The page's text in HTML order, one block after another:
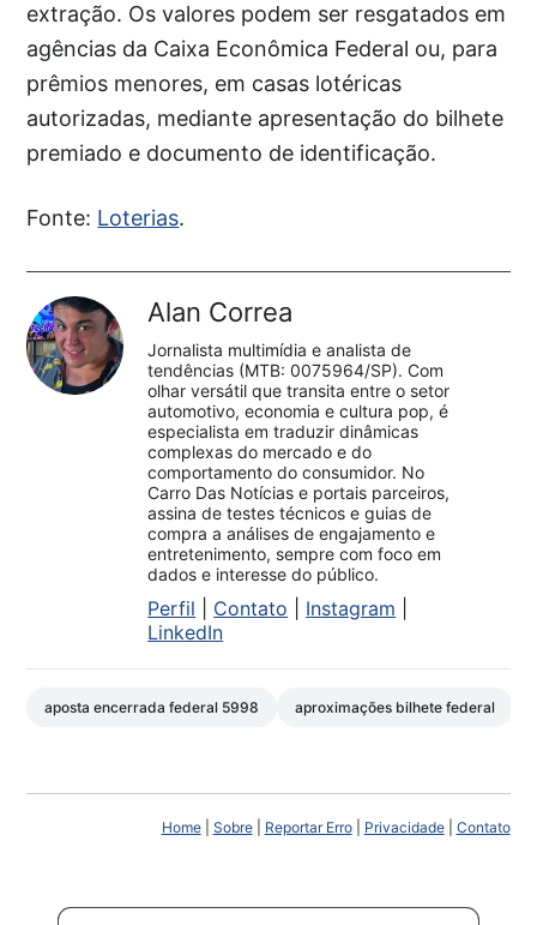
extração. Os valores podem ser resgatados em
agências da Caixa Econômica Federal ou, para
prêmios menores, em casas lotéricas
autorizadas, mediante apresentação do bilhete
premiado e documento de identificação.
Fonte: Loterias.
Alan Correa
Jornalista multimídia e analista de
tendências (MTB: 0075964/SP). Com
olhar versátil que transita entre o setor
automotivo, economia e cultura pop, é
especialista em traduzir dinâmicas
complexas do mercado e do
comportamento do consumidor. No
Carro Das Notícias e portais parceiros,
assina de testes técnicos e guias de
compra a análises de engajamento e
entretenimento, sempre com foco em
dados e interesse do público.
Perfil Contato Instagram
LinkedIn
aposta encerrada federal 5998 aproximações bilhete federal
Home| Sobre| Reportar Erro| Privacidade| Contato